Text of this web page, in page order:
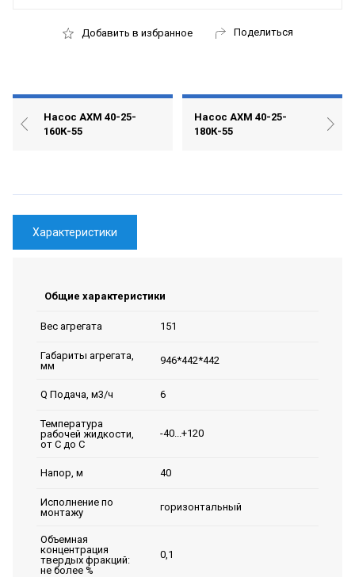
Добавить в избранное Поделиться
Насос АХМ 40-25-
160К-55
Насос АХМ 40-25-
180К-55
Характеристики
Общие характеристики
Вес агрегата 151
Габариты агрегата,
мм
946*442*442
Q Подача, м3/ч 6
Температура
рабочей жидкости,
от С до С
-40...+120
Напор, м 40
Исполнение по
монтажу
горизонтальный
Объемная
концентрация
твердых фракций:
не более %
0,1